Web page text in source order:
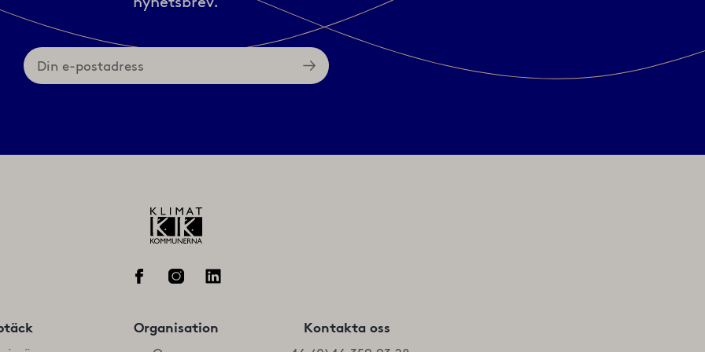
Din
e-
postadress
Organisation
Kontakta oss